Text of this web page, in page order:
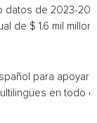
datos de 2023-
de $ 1.6 mil
para apoyar a
en todo el